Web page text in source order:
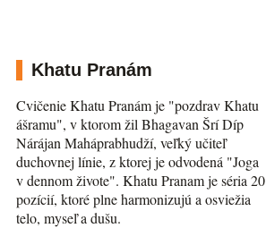
Khatu Pranám
Cvičenie Khatu Pranám je "pozdrav Khatu
ášramu", v ktorom žil Bhagavan Šrí Díp
Nárájan Maháprabhudží, veľký učiteľ
duchovnej línie, z ktorej je odvodená "Joga
v dennom živote". Khatu Pranam je séria 20
pozícií, ktoré plne harmonizujú a osviežia
telo, myseľ a dušu.